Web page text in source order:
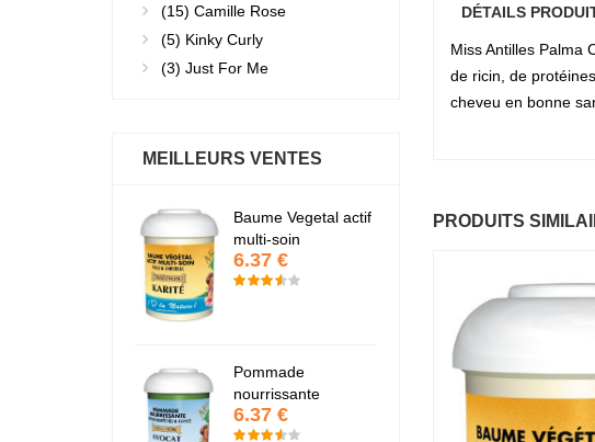
DÉTAILS
Miss Antilles Palma
de ricin, de
cheveu en bonne
PRODUITS
(15) Camille Rose
(5) Kinky Curly
(3) Just For Me
MEILLEURS VENTES
Baume Vegetal actif
multi-soin
6.37 €
Pommade
nourrissante
6.37 €
Fantastic Hair